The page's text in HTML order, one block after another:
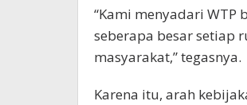
“Kami menyadari
seberapa besar setiap
masyarakat,” tegasnya.
Karena itu, arah